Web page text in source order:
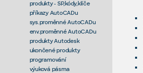
produkty - SP,kódy,klíče
příkazy AutoCADu
sys.proměnné AutoCADu
env.proměnné AutoCADu
produkty Autodesk
ukončené produkty
programování
výuková pásma